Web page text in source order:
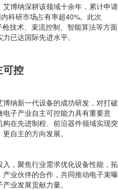
博纳深耕该领域十余年，累计申请
科研市场占有率超40%。此次
技术、束流控制、智能算法等方面
已达国际先进水平。
可控
纳新一代设备的成功研发，对打破
子产业自主可控能力具有重要意
在先进制程、前沿器件领域实现突
自主的方向发展。
，聚焦行业需求优化设备性能，拓
业伙伴的合作，共同推动电子束曝
业发展贡献力量。